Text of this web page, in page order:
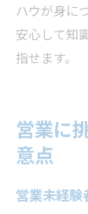
ハウが身に
安心して知
指せます。
営業に
意点
営業未経